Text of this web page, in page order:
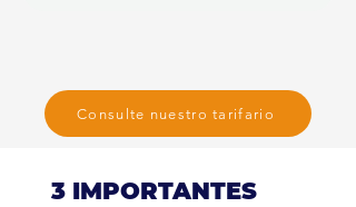
Consulte nuestro tarifario
3 IMPORTANTES